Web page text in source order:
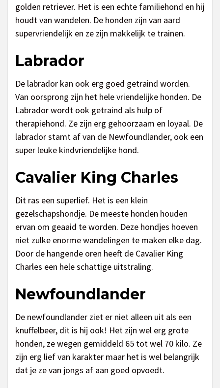
golden retriever. Het is een echte familiehond en hij
houdt van wandelen. De honden zijn van aard
supervriendelijk en ze zijn makkelijk te trainen.
Labrador
De labrador kan ook erg goed getraind worden.
Van oorsprong zijn het hele vriendelijke honden. De
Labrador wordt ook getraind als hulp of
therapiehond. Ze zijn erg gehoorzaam en loyaal. De
labrador stamt af van de Newfoundlander, ook een
super leuke kindvriendelijke hond.
Cavalier King Charles
Dit ras een superlief. Het is een klein
gezelschapshondje. De meeste honden houden
ervan om geaaid te worden. Deze hondjes hoeven
niet zulke enorme wandelingen te maken elke dag.
Door de hangende oren heeft de Cavalier King
Charles een hele schattige uitstraling.
Newfoundlander
De newfoundlander ziet er niet alleen uit als een
knuffelbeer, dit is hij ook! Het zijn wel erg grote
honden, ze wegen gemiddeld 65 tot wel 70 kilo. Ze
zijn erg lief van karakter maar het is wel belangrijk
dat je ze van jongs af aan goed opvoedt.